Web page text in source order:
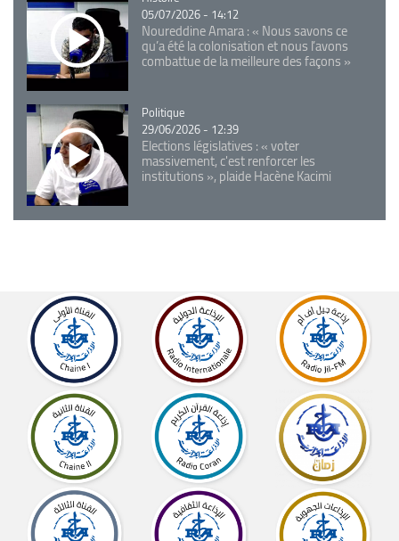
05/07/2026 - 14:12
Noureddine Amara : « Nous savons ce
qu’a été la colonisation et nous l’avons
combattue de la meilleure des façons »
Catégorie
Politique
29/06/2026 - 12:39
Elections législatives : « voter
massivement, c'est renforcer les
institutions », plaide Hacène Kacimi